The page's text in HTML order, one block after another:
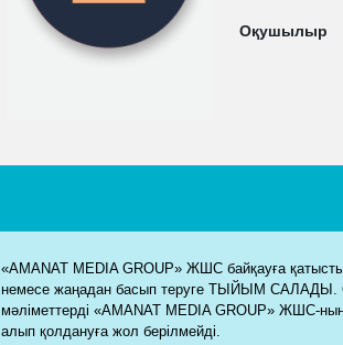
Оқушылыр
«AMANAT MEDIA GROUP» ЖШС байқауға қатысты
немесе жаңадан басып теруге ТЫЙЫМ САЛАДЫ.
мәліметтерді «AMANAT MEDIA GROUP» ЖШС-
алып қолдануға жол берілмейді.